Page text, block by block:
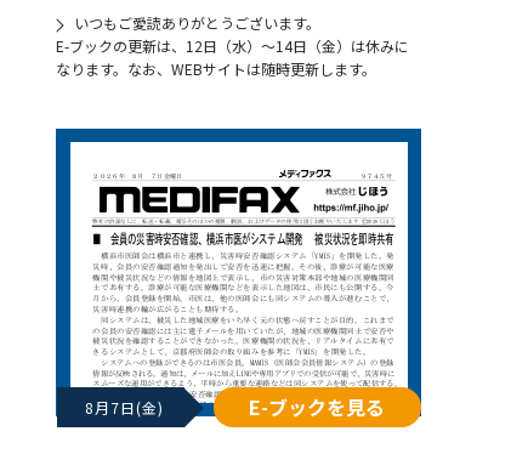
いつもご愛読ありがとうございます。
E-ブックの更新は、12日（水）～14日（金）は休みに
なります。なお、WEBサイトは随時更新します。
8月7日(金) E-ブックを見る